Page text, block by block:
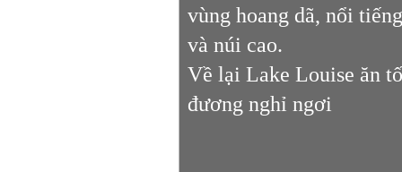
vùng hoang dã, nổi
và núi cao.
Về lại Lake Louise ăn
đương nghỉ ngơi